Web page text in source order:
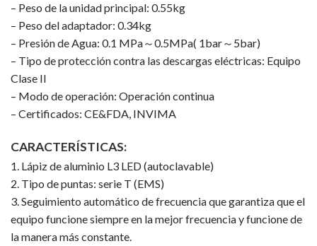
– Peso de la unidad principal: 0.55kg
– Peso del adaptador: 0.34kg
– Presión de Agua: 0.1 MPa～0.5MPa( 1bar～5bar)
– Tipo de protección contra las descargas eléctricas: Equipo
Clase II
– Modo de operación: Operación continua
– Certificados: CE&FDA, INVIMA
CARACTERÍSTICAS:
1. Lápiz de aluminio L3 LED (autoclavable)
2. Tipo de puntas: serie T (EMS)
3. Seguimiento automático de frecuencia que garantiza que el
equipo funcione siempre en la mejor frecuencia y funcione de
la manera más constante.